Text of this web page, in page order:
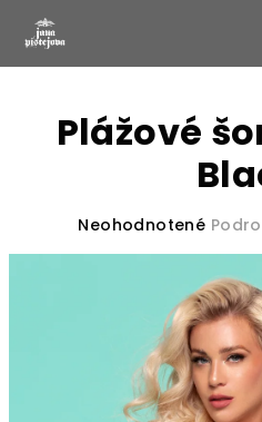
obsah
Plážové
Priemerné
hviezdičiek.
Neohodnotené